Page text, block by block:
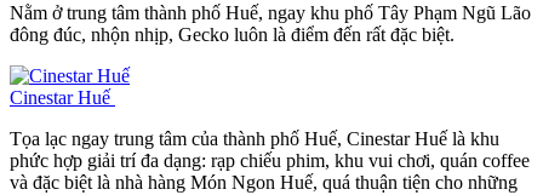
Nằm ở trung tâm thành phố Huế, ngay khu phố Tây Phạm Ngũ Lão
đông đúc, nhộn nhịp, Gecko luôn là điểm đến rất đặc biệt.
Cinestar Huế
Tọa lạc ngay trung tâm của thành phố Huế, Cinestar Huế là khu
phức hợp giải trí đa dạng: rạp chiếu phim, khu vui chơi, quán coffee
và đặc biệt là nhà hàng Món Ngon Huế, quá thuận tiện cho những